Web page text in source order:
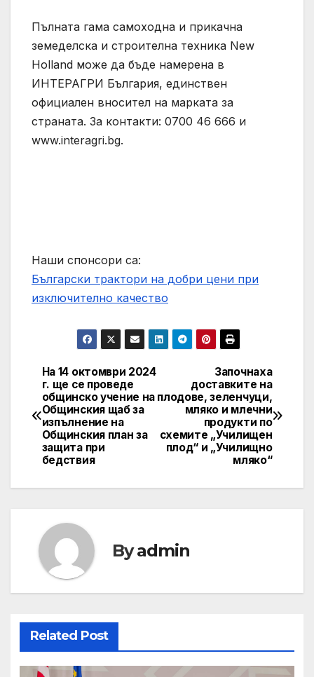
Пълната гама самоходна и прикачна
земеделска и строителна техника New
Holland може да бъде намерена в
ИНТЕРАГРИ България, единствен
официален вносител на марката за
страната. За контакти: 0700 46 666 и
www.interagri.bg.
Наши спонсори са:
Български трактори на добри цени при
изключително качество
Post
navigation
Започнаха
доставките на
плодове, зеленчуци,
мляко и млечни
продукти по
схемите „Училищен
плод“ и „Училищно
мляко“
На 14 октомври 2024
г. ще се проведе
общинско учение на
Общинския щаб за
изпълнение на
Общинския план за
защита при
бедствия
Byadmin
Related Post